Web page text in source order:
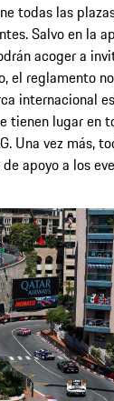
todas las
Salvo en la
acoger a
el reglamento
internacional
tienen lugar en
Una vez más,
apoyo a los